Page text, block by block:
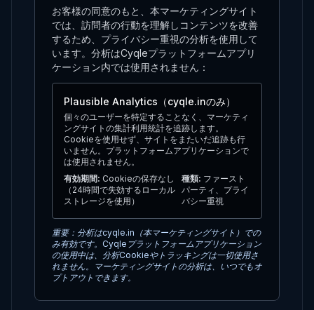
お客様の同意のもと、本マーケティングサイト
では、訪問者の行動を理解しコンテンツを改善
するため、プライバシー重視の分析を使用して
います。分析はCyqleプラットフォームアプリ
ケーション内では使用されません：
Plausible Analytics（cyqle.inのみ）
個々のユーザーを特定することなく、マーケティ
ングサイトの集計利用統計を追跡します。
Cookieを使用せず、サイトをまたいだ追跡も行
いません。プラットフォームアプリケーションで
は使用されません。
有効期間: Cookieの保存なし
（24時間で失効するローカル
ストレージを使用）
種類: ファースト
パーティ、プライ
バシー重視
重要：分析はcyqle.in（本マーケティングサイト）での
み有効です。Cyqleプラットフォームアプリケーション
の使用中は、分析Cookieやトラッキングは一切使用さ
れません。マーケティングサイトの分析は、いつでもオ
プトアウトできます。